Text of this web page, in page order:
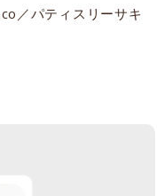
／パティスリーサキ